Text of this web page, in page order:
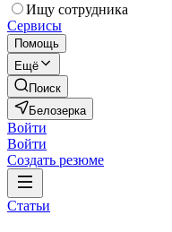
Ищу сотрудника
Сервисы
Помощь
Ещё
Поиск
Белозерка
Войти
Войти
Создать резюме
Статьи